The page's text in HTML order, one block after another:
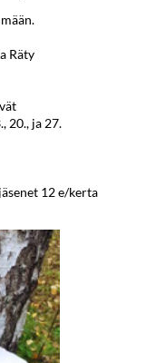
Räty
20., ja 27.
12 e/kerta